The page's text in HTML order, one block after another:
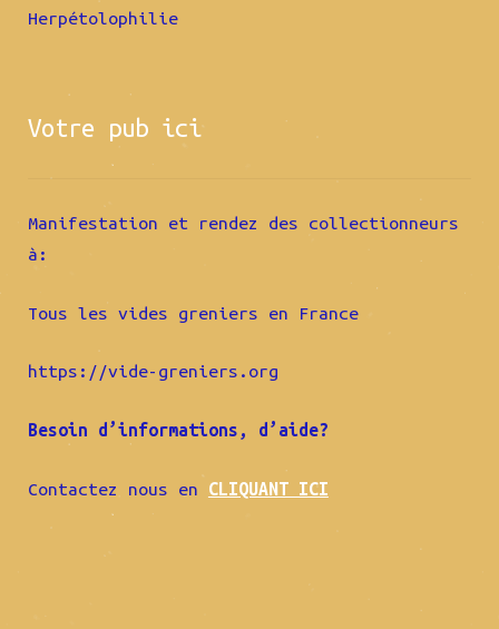
Herpétolophilie
Votre pub ici
Manifestation et rendez des collectionneurs
à:
Tous les vides greniers en France
https://vide-greniers.org
Besoin d’informations, d’aide?
Contactez nous en CLIQUANT ICI